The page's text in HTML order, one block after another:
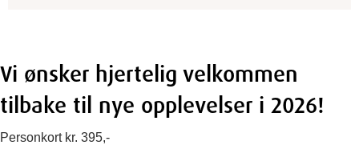
Vi ønsker hjertelig velkommen
tilbake til nye opplevelser i 2026!
Personkort kr. 395,-